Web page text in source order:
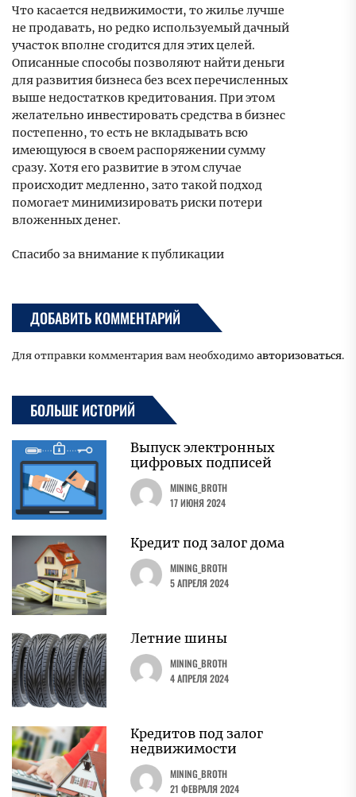
Что касается недвижимости, то жилье лучше
не продавать, но редко используемый дачный
участок вполне сгодится для этих целей.
Описанные способы позволяют найти деньги
для развития бизнеса без всех перечисленных
выше недостатков кредитования. При этом
желательно инвестировать средства в бизнес
постепенно, то есть не вкладывать всю
имеющуюся в своем распоряжении сумму
сразу. Хотя его развитие в этом случае
происходит медленно, зато такой подход
помогает минимизировать риски потери
вложенных денег.
Спасибо за внимание к публикации
ДОБАВИТЬ КОММЕНТАРИЙ
Для отправки комментария вам необходимо авторизоваться.
БОЛЬШЕ ИСТОРИЙ
Выпуск электронных
цифровых подписей
MINING_BROTH
17 ИЮНЯ 2024
Кредит под залог дома
MINING_BROTH
5 АПРЕЛЯ 2024
Летние шины
MINING_BROTH
4 АПРЕЛЯ 2024
Кредитов под залог
недвижимости
MINING_BROTH
21 ФЕВРАЛЯ 2024